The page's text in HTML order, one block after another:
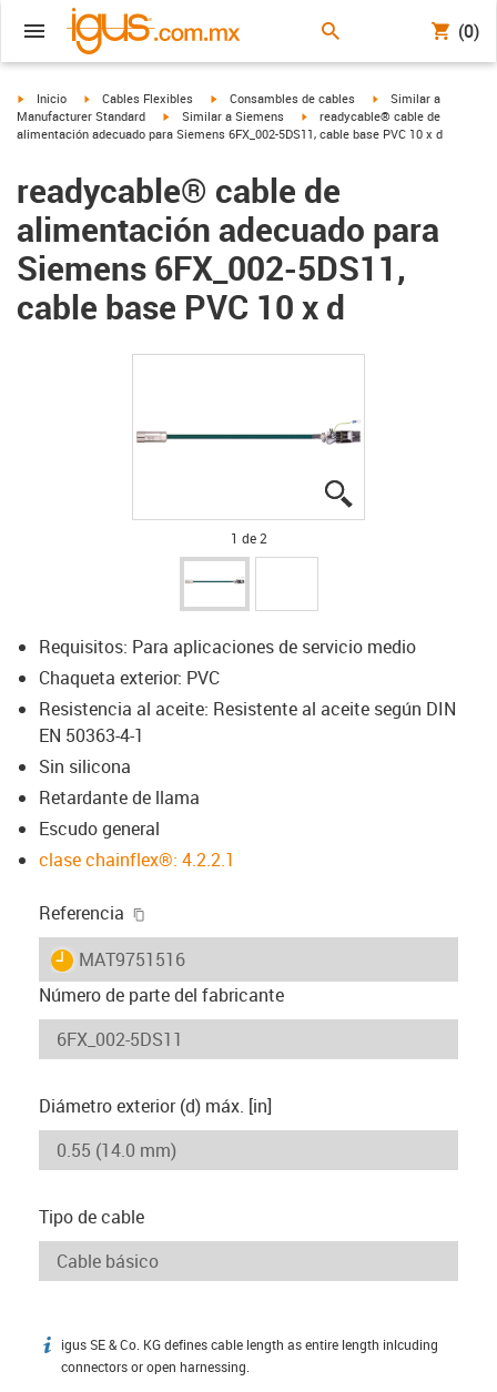
(0)
igus-icon-arrow-right
Inicio igus-icon-arrow-right
Cables Flexibles igus-icon-arrow-right
Consambles de cables igus-icon-arrow-right
Similar a
Manufacturer Standard
igus-icon-arrow-right
Similar a Siemens igus-icon-arrow-right
readycable® cable de
alimentación adecuado para Siemens 6FX_002-5DS11, cable base PVC 10 x d
readycable® cable de
alimentación adecuado para
Siemens 6FX_002-5DS11,
cable base PVC 10 x d
1 de 2
Requisitos: Para aplicaciones de servicio medio
Chaqueta exterior: PVC
Resistencia al aceite: Resistente al aceite según DIN
EN 50363-4-1
Sin silicona
Retardante de llama
Escudo general
clase chainflex®: 4.2.2.1
Referencia
igus-icon-lieferzeit
MAT9751516
Número de parte del fabricante
Diámetro exterior (d) máx. [in]
Tipo de cable
igus-icon-info
igus SE & Co. KG defines cable length as entire length inlcuding
connectors or open harnessing.